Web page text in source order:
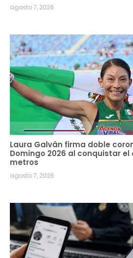
agosto 7, 2026
Laura Galván firma doble
Domingo 2026 al conquistar el
metros
agosto 7, 2026